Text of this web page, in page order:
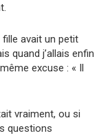
avait un petit
quand j’allais enfin
excuse : « Il
vraiment, ou si
questions